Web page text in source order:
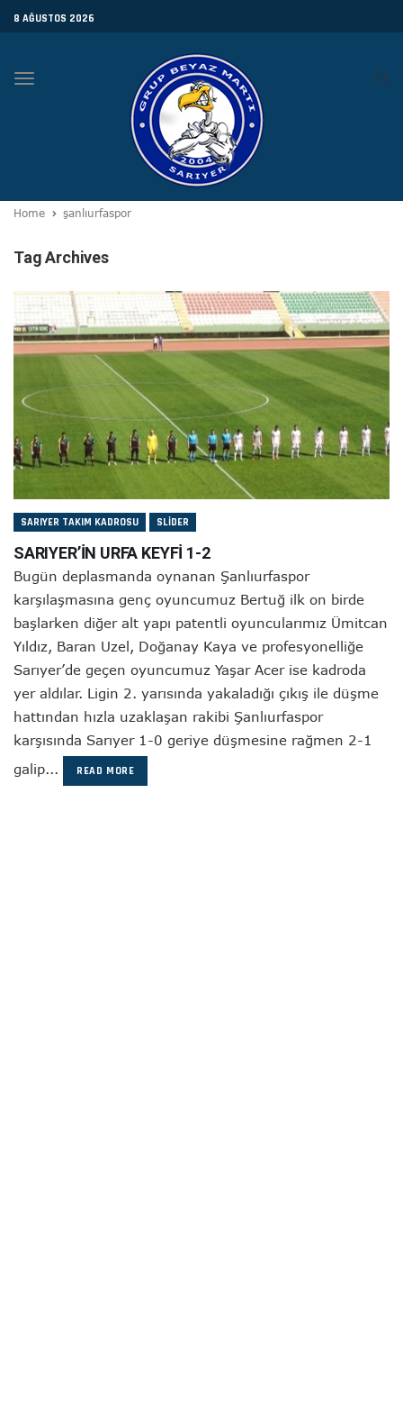
8 AĞUSTOS 2026
Toggle
Home şanlıurfaspor
Tag Archives
SARIYER TAKIM KADROSU SLIDER
SARIYER’İN URFA KEYFİ 1-2
Bugün deplasmanda oynanan Şanlıurfaspor
karşılaşmasına genç oyuncumuz Bertuğ ilk on birde
başlarken diğer alt yapı patentli oyuncularımız Ümitcan
Yıldız, Baran Uzel, Doğanay Kaya ve profesyonelliğe
Sarıyer’de geçen oyuncumuz Yaşar Acer ise kadroda
yer aldılar. Ligin 2. yarısında yakaladığı çıkış ile düşme
hattından hızla uzaklaşan rakibi Şanlıurfaspor
karşısında Sarıyer 1-0 geriye düşmesine rağmen 2-1
galip...
READ MORE